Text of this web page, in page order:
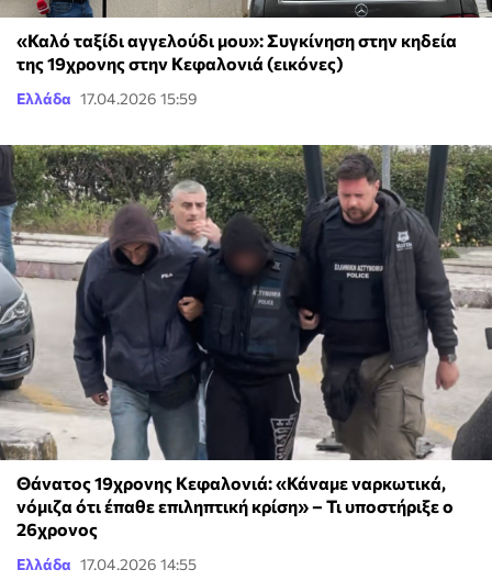
«Καλό ταξίδι αγγελούδι μου»: Συγκίνηση στην κηδεία
της 19χρονης στην Κεφαλονιά (εικόνες)
Ελλάδα 17.04.2026 15:59
Θάνατος 19χρονης Κεφαλονιά: «Κάναμε ναρκωτικά,
νόμιζα ότι έπαθε επιληπτική κρίση» – Τι υποστήριξε ο
26χρονος
Ελλάδα 17.04.2026 14:55